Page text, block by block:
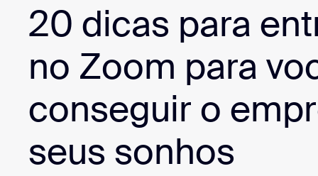
Serviços corporativos da Zoom
Zoom CX
Zoom AI
Desenvolvedores
20 dicas para
no Zoom para
conseguir o
seus sonhos